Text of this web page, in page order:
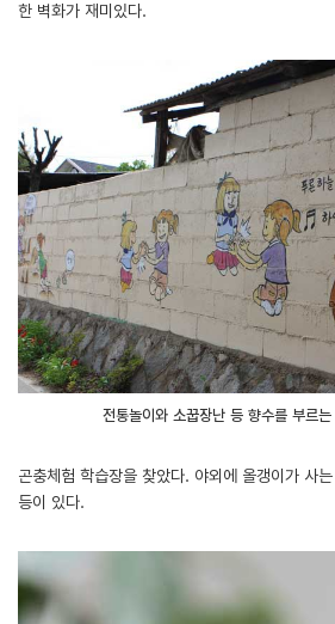
한 벽화가 재미있다.
전통놀이와 소꿉장난 등 향수를 부르
곤충체험 학습장을 찾았다. 야외에 올갱이가 사
등이 있다.